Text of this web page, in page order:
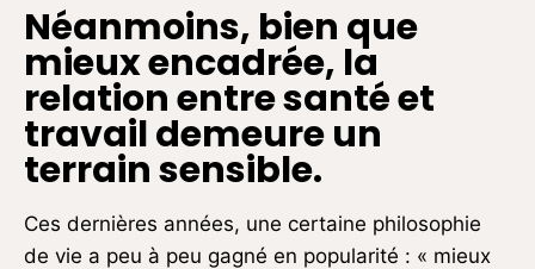
Néanmoins, bien que
mieux encadrée, la
relation entre santé et
travail demeure un
terrain sensible.
Ces dernières années, une certaine philosophie
de vie a peu à peu gagné en popularité : « mieux